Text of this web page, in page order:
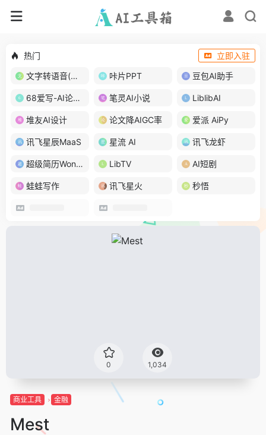
热门
立即入驻
文字转语音(琅琅配音)
咔片PPT 豆包AI助手
68爱写-AI论文写作 笔灵AI小说 LiblibAI
堆友AI设计 论文降AIGC率 爱派 AiPy
讯飞星辰MaaS 星流 AI 讯飞龙虾
超级简历WonderCV LibTV AI短剧
蛙蛙写作 讯飞星火 秒悟
0 1,034
商业工具 金融
Mest